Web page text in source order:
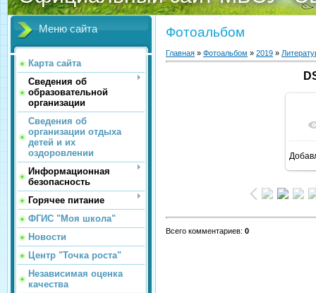
Меню сайта
Карта сайта
Сведения об
образовательной
организации
Сведения об
организации отдыха
детей и их
оздоровлении
Информационная
безопасность
Горячее питание
ФГИС "Моя школа"
Новости
Центр "Точка роста"
Независимая оценка
качества
Фотоальбом
Главная » Фотоальбом » 2019 »
Всего комментариев: 0